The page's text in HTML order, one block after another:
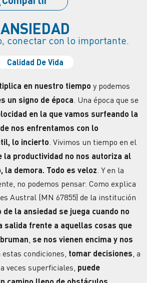
ANSIEDAD
conectar con lo importante.
Calidad De Vida
en nuestro tiempo y podemos
un signo de época . Una época que se
en la que vamos surfeando la
nos enfrentamos con lo
lo incierto . Vivimos un tiempo en el
la productividad no nos autoriza al
la demora. Todo es veloz . Y en la
no podemos pensar. Como explica
Austral (MN 67855) de la institución
de la ansiedad se juega cuando no
salida frente a aquellas cosas que
se nos vienen encima y nos
estas condiciones, tomar decisiones , a
veces superficiales, puede